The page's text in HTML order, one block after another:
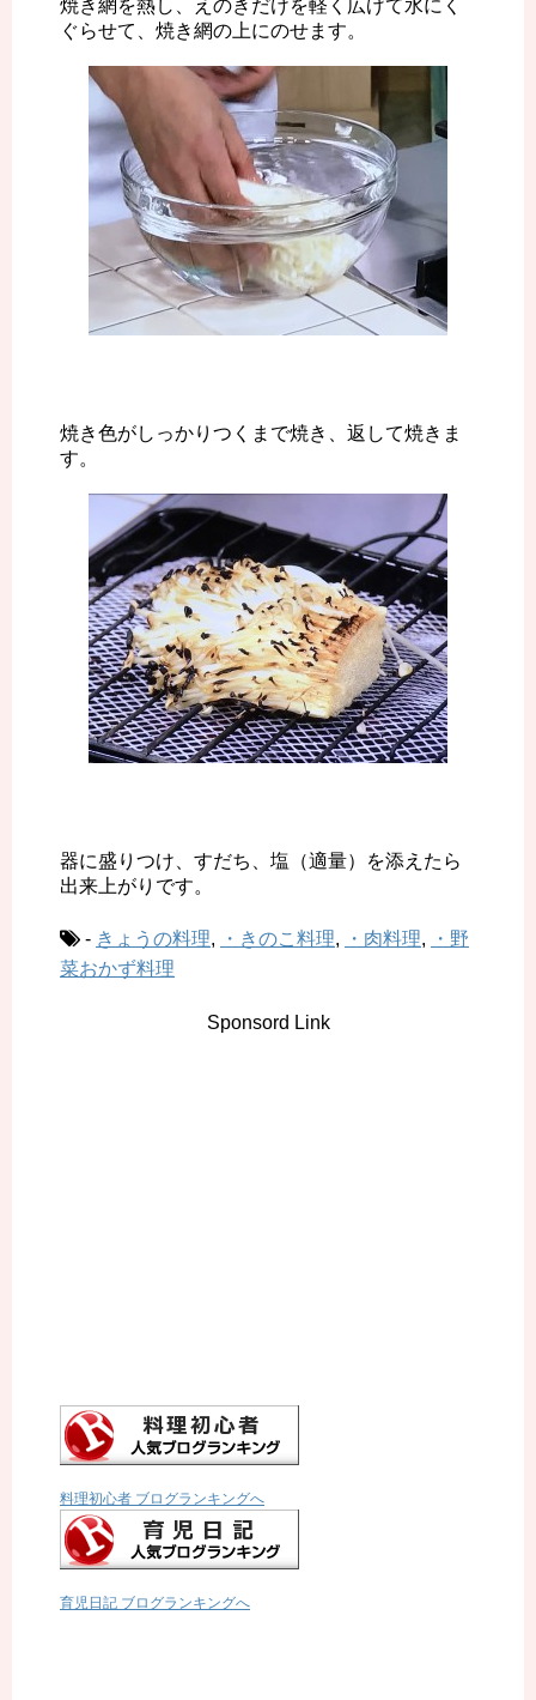
焼き網を熱し、えのきだけを軽く広げて水にく
ぐらせて、焼き網の上にのせます。
焼き色がしっかりつくまで焼き、返して焼きま
す。
器に盛りつけ、すだち、塩（適量）を添えたら
出来上がりです。
- きょうの料理, ・きのこ料理, ・肉料理,
・野
菜おかず料理
Sponsord Link
料理初心者 ブログランキングへ
育児日記 ブログランキングへ